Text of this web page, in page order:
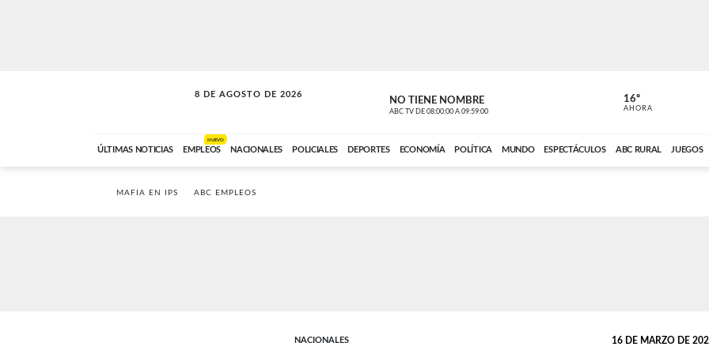
8 DE AGOSTO DE 2026
SOLO MÚSICA NO TIENE NOMBRE
ABC TV DE 08:00:00 A 09:59:00 ABC CARDINAL
16º
AHORA
ÚLTIMAS NOTICIAS EMPLEOS
NUEVO
NACIONALES POLICIALES DEPORTES ECONOMÍA POLÍTICA MUNDO ESPECTÁCULOS ABC RURAL JUEGOS
MAFIA EN IPS ABC EMPLEOS
NACIONALES 16 DE MARZO DE